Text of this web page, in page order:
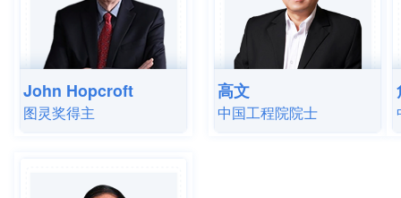
John Hopcroft
图灵奖得主
高文
中国工程院院士